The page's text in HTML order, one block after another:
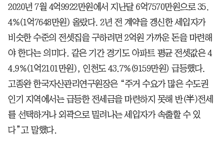
2020년 7월 4억9922만원에서 지난달 6억7570만원으로 35.
4%(1억7648만원) 올랐다. 2년 전 계약을 갱신한 세입자가
비슷한 수준의 전셋집을 구하려면 2억원 가까운 돈을 마련해
야 한다는 의미다. 같은 기간 경기도 아파트 평균 전셋값은 4
4.9%(1억2101만원), 인천도 43.7%(9159만원) 급등했다.
고종완 한국자산관리연구원장은 “주거 수요가 많은 수도권
인기 지역에서는 급등한 전세금을 마련하지 못해 반(半)전세
를 선택하거나 외곽으로 밀려나는 세입자가 속출할 수 있
다”고 말했다.